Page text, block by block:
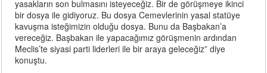
yasakların son bulmasını isteyeceğiz. Bir de görüşmeye ikinci
bir dosya ile gidiyoruz. Bu dosya Cemevlerinin yasal statüye
kavuşma isteğimizin olduğu dosya. Bunu da Başbakan’a
vereceğiz. Başbakan ile yapacağımız görüşmenin ardından
Meclis’te siyasi parti liderleri ile bir araya geleceğiz” diye
konuştu.